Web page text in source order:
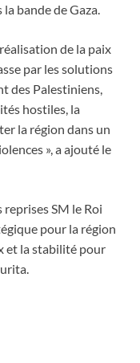
bande de Gaza.
de la paix
par les solutions
des Palestiniens,
hostiles, la
la région dans un
», a ajouté le
reprises SM le Roi
pour la région
et la stabilité pour